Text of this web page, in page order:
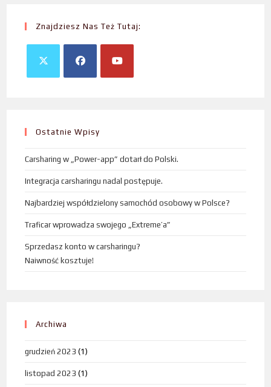
Znajdziesz Nas Też Tutaj:
Ostatnie Wpisy
Carsharing w „Power-app” dotarł do Polski.
Integracja carsharingu nadal postępuje.
Najbardziej współdzielony samochód osobowy w Polsce?
Traficar wprowadza swojego „Extreme’a”
Sprzedasz konto w carsharingu?
Naiwność kosztuje!
Archiwa
grudzień 2023 (1)
listopad 2023 (1)